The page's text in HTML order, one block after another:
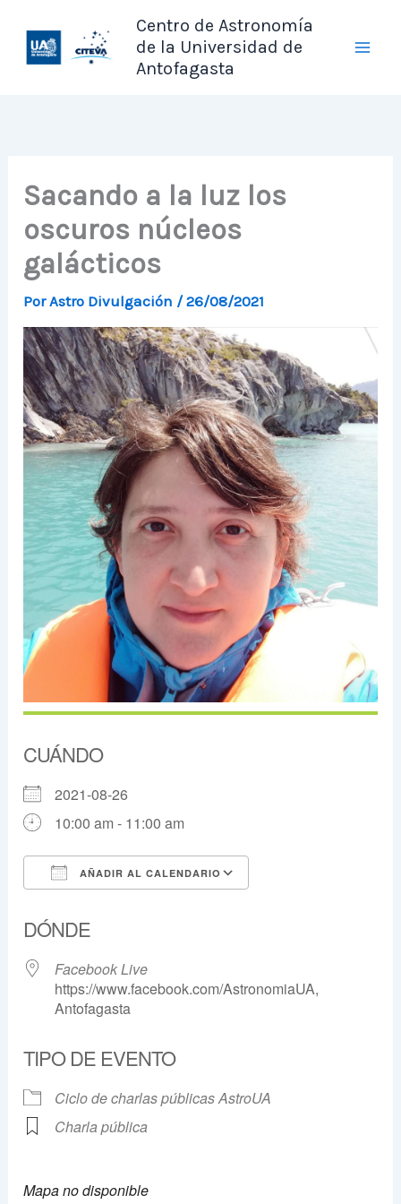
contenido
Centro de Astronomía
de la Universidad de
Antofagasta
Sacando a la luz los
oscuros núcleos
galácticos
PorAstro Divulgación /26/08/2021
CUÁNDO
2021-08-26
10:00 am - 11:00 am
AÑADIR AL CALENDARIO
DÓNDE
Facebook Live
https://www.facebook.com/AstronomiaUA,
Antofagasta
TIPO DE EVENTO
Ciclo de charlas públicas AstroUA
Charla pública
Mapa no disponible